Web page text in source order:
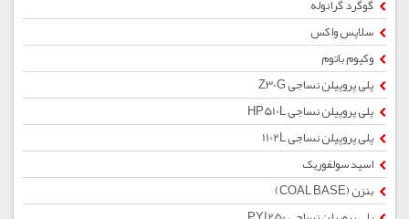
گوگرد گرانوله
سلاپس واکس
وکیوم باتوم
پلی پروپیلن نساجی Z30G
پلی پروپیلن نساجی HP510L
پلی پروپیلن نساجی 1102L
اسید سولفوریک
بنزن (COAL BASE)